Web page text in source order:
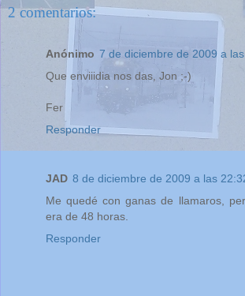
2 comentarios:
Anónimo 7 de diciembre de 2009 a
Que enviiidia nos das, Jon ;-)
Fer
Responder
JAD 8 de diciembre de 2009 a las
Me quedé con ganas de llamaros,
era de 48 horas.
Responder